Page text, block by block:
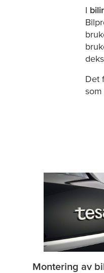
I
Det
Montering av